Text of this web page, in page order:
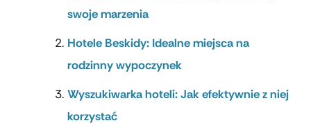
swoje marzenia
Hotele Beskidy: Idealne miejsca na
rodzinny wypoczynek
Wyszukiwarka hoteli: Jak efektywnie z niej
korzystać